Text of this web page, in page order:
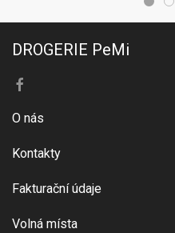
DROGERIE PeMi
O nás
Kontakty
Fakturační údaje
Volná místa